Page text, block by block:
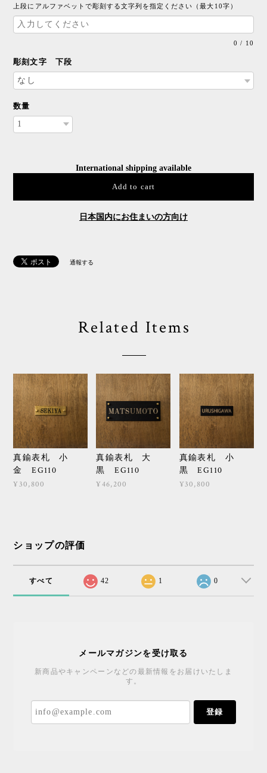
上段にアルファベットで彫刻する文字列を指定ください（最大10字）
0 / 10
彫刻文字 下段
数量
International shipping available
Add to cart
日本国内にお住まいの方向け
通報する
Related Items
真鍮表札 小
金 EG110
¥30,800
真鍮表札 大
黒 EG110
¥46,200
真鍮表札 小
黒 EG110
¥30,800
ショップの評価
すべて 42 1 0
メールマガジンを受け取る
新商品やキャンペーンなどの最新情報をお届けいたしま
す。
登録